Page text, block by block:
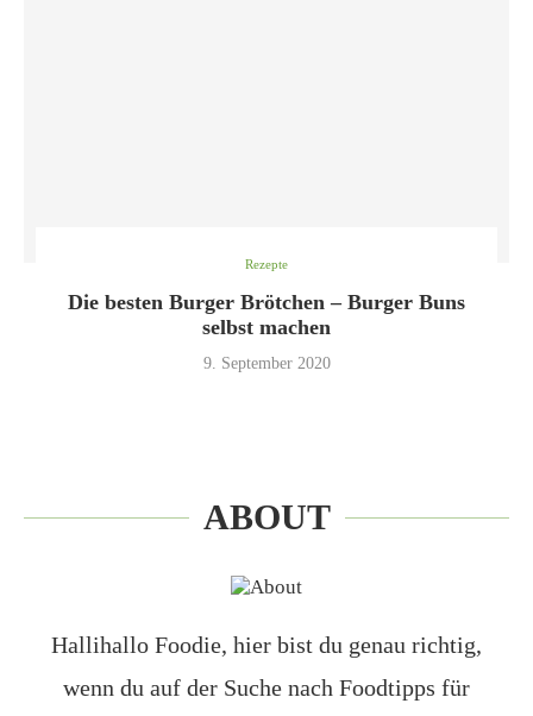
Rezepte
Die besten Burger Brötchen – Burger Buns
selbst machen
9. September 2020
ABOUT
Hallihallo Foodie, hier bist du genau richtig,
wenn du auf der Suche nach Foodtipps für